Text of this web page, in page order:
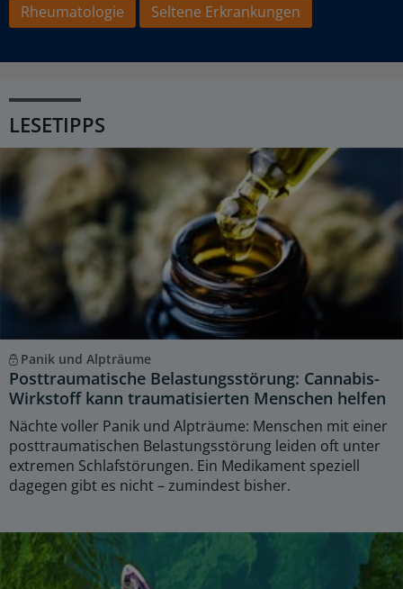
Rheumatologie
Seltene Erkrankungen
LESETIPPS
Panik und Alpträume
Posttraumatische Belastungsstörung: Cannabis-
Wirkstoff kann traumatisierten Menschen helfen
Nächte voller Panik und Alpträume: Menschen mit einer
posttraumatischen Belastungsstörung leiden oft unter
extremen Schlafstörungen. Ein Medikament speziell
dagegen gibt es nicht – zumindest bisher.